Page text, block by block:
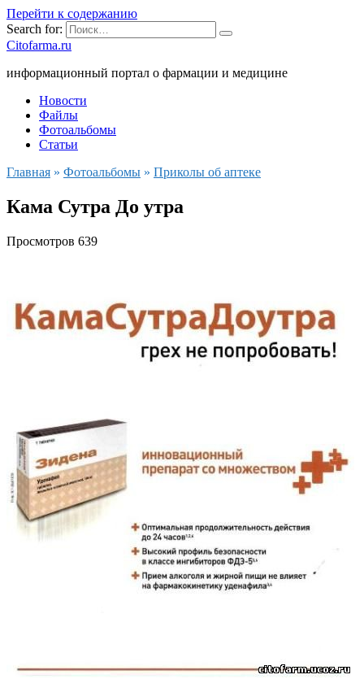
Перейти к содержанию
Search for:
Citofarma.ru
информационный портал о фармации и медицине
Новости
Файлы
Фотоальбомы
Статьи
Главная » Фотоальбомы » Приколы об аптеке
Кама Сутра До утра
Просмотров 639